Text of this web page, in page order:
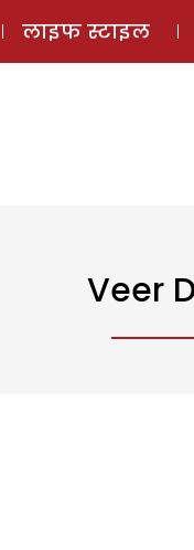
लाइफ स्टाइल
Veer